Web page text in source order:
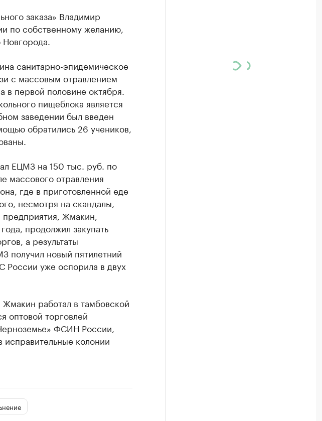
заказа» Владимир
по собственному желанию,
санитарно-эпидемическое
с массовым отравлением
первой половине октября.
пищеблока является
заведении был введен
обратились 26 учеников,
ЕЦМЗ на 150 тыс. руб. по
массового отравления
где в приготовленной еде
несмотря на скандалы,
Жмакин,
продолжил закупать
а результаты
получил новый пятилетний
России уже оспорила в двух
работал в тамбовской
оптовой торговлей
ФСИН России,
колонии